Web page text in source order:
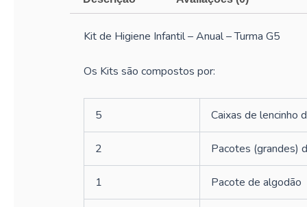
Kit de Higiene Infantil – Anual – Turma G5
Os Kits são compostos por:
5 Caixas de lencinho
2 Pacotes (grandes)
1 Pacote de algodão